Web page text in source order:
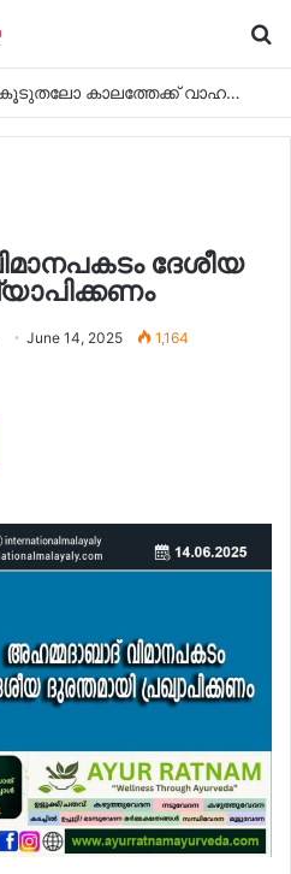
മുനിസിപ്പാലിറ്റി മന്ത്രാലയത്തിന്റെ ബീച്ച് 974 ക്ലീനപ്പ് കാമ്പെയിന്‍ ഓഗസ്റ്റ് 7 ന്
ദേശീയ
June 14, 2025 1,164